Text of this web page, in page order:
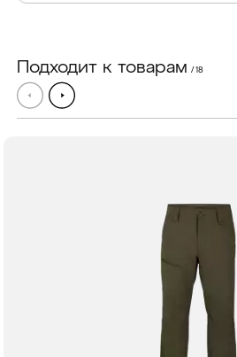
Подходит к товарам / 18